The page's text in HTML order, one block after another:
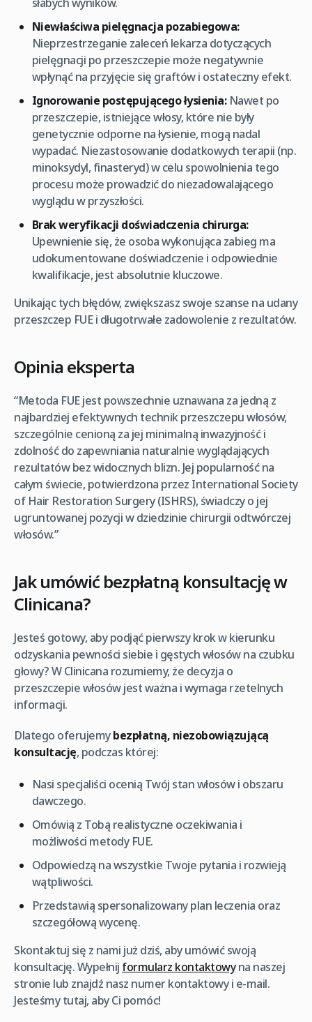
Niewłaściwa pielęgnacja pozabiegowa:
Nieprzestrzeganie zaleceń lekarza dotyczących
pielęgnacji po przeszczepie może negatywnie
wpłynąć na przyjęcie się graftów i ostateczny efekt.
Ignorowanie postępującego łysienia:Nawet po
przeszczepie, istniejące włosy, które nie były
genetycznie odporne na łysienie, mogą nadal
wypadać. Niezastosowanie dodatkowych terapii (np.
minoksydyl, finasteryd) w celu spowolnienia tego
procesu może prowadzić do niezadowalającego
wyglądu w przyszłości.
Brak weryfikacji doświadczenia chirurga:
Upewnienie się, że osoba wykonująca zabieg ma
udokumentowane doświadczenie i odpowiednie
kwalifikacje, jest absolutnie kluczowe.
Unikając tych błędów, zwiększasz swoje szanse na udany
przeszczep FUE i długotrwałe zadowolenie z rezultatów.
Opinia eksperta
“Metoda FUE jest powszechnie uznawana za jedną z
najbardziej efektywnych technik przeszczepu włosów,
szczególnie cenioną za jej minimalną inwazyjność i
zdolność do zapewniania naturalnie wyglądających
rezultatów bez widocznych blizn. Jej popularność na
całym świecie, potwierdzona przez International Society
of Hair Restoration Surgery (ISHRS), świadczy o jej
ugruntowanej pozycji w dziedzinie chirurgii odtwórczej
włosów.”
Jak umówić bezpłatną konsultację w
Clinicana?
Jesteś gotowy, aby podjąć pierwszy krok w kierunku
odzyskania pewności siebie i gęstych włosów na czubku
głowy? W Clinicana rozumiemy, że decyzja o
przeszczepie włosów jest ważna i wymaga rzetelnych
informacji.
Dlatego oferujemybezpłatną, niezobowiązującą
konsultację, podczas której:
Nasi specjaliści ocenią Twój stan włosów i obszaru
dawczego.
Omówią z Tobą realistyczne oczekiwania i
możliwości metody FUE.
Odpowiedzą na wszystkie Twoje pytania i rozwieją
wątpliwości.
Przedstawią spersonalizowany plan leczenia oraz
szczegółową wycenę.
Skontaktuj się z nami już dziś, aby umówić swoją
konsultację. Wypełnij formularz kontaktowyna naszej
stronie lub znajdź nasz numer kontaktowy i e-mail.
Jesteśmy tutaj, aby Ci pomóc!